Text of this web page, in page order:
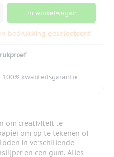
In winkelwagen
bedrukking geselecteerd
kwaliteitsgarantie
om creativiteit te
om op te tekenen of
in verschillende
en een gum. Alles